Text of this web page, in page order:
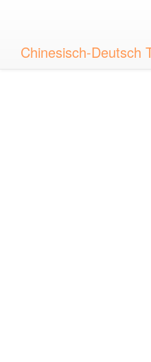
Chinesisch-Deutsch